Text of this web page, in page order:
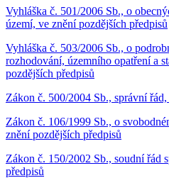
Vyhláška č. 501/2006 Sb., o
území, ve znění pozdějších předpisů
Vyhláška č. 503/2006 Sb., o
rozhodování, územního opatření a
pozdějších předpisů
Zákon č. 500/2004 Sb., správní
Zákon č. 106/1999 Sb., o
znění pozdějších předpisů
Zákon č. 150/2002 Sb., soudní řád
předpisů